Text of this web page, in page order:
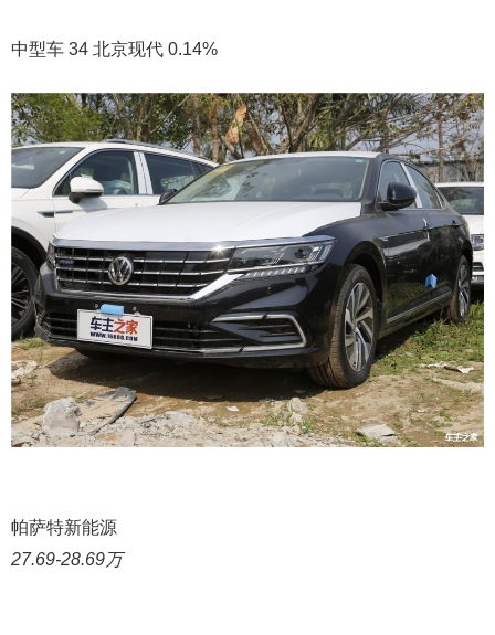
中型车 34 北京现代 0.14%
帕萨特新能源
27.69-28.69万